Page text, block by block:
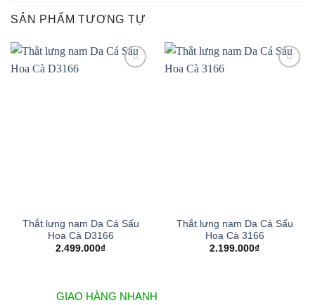
SẢN PHẨM TƯƠNG TỰ
Thắt lưng nam Da Cá Sấu
Hoa Cà D3166
2.499.000₫
Thắt lưng nam Da Cá Sấu
Hoa Cà 3166
2.199.000₫
GIAO HÀNG NHANH